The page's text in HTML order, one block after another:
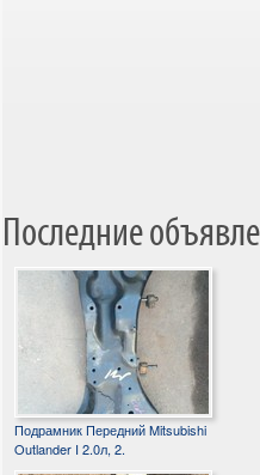
Последние
Подрамник Передний Mitsubishi
Outlander I 2.0л, 2.